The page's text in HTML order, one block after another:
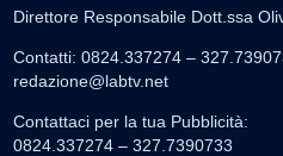
Direttore Responsabile Dott.ssa
Contatti: 0824.337274 –
redazione@labtv.net
Contattaci per la tua Pubblicità:
0824.337274 – 327.7390733